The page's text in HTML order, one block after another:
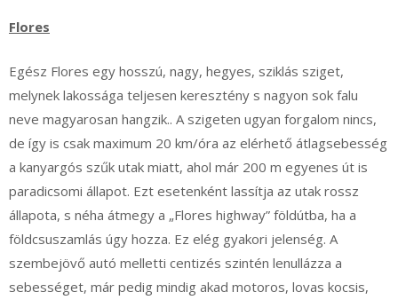
Flores
Egész Flores egy hosszú, nagy, hegyes, sziklás sziget,
melynek lakossága teljesen keresztény s nagyon sok falu
neve magyarosan hangzik.. A szigeten ugyan forgalom nincs,
de így is csak maximum 20 km/óra az elérhető átlagsebesség
a kanyargós szűk utak miatt, ahol már 200 m egyenes út is
paradicsomi állapot. Ezt esetenként lassítja az utak rossz
állapota, s néha átmegy a „Flores highway” földútba, ha a
földcsuszamlás úgy hozza. Ez elég gyakori jelenség. A
szembejövő autó melletti centizés szintén lenullázza a
sebességet, már pedig mindig akad motoros, lovas kocsis,